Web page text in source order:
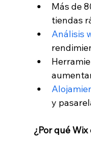
Más de
tiendas
Análisis
y
¿Por qué